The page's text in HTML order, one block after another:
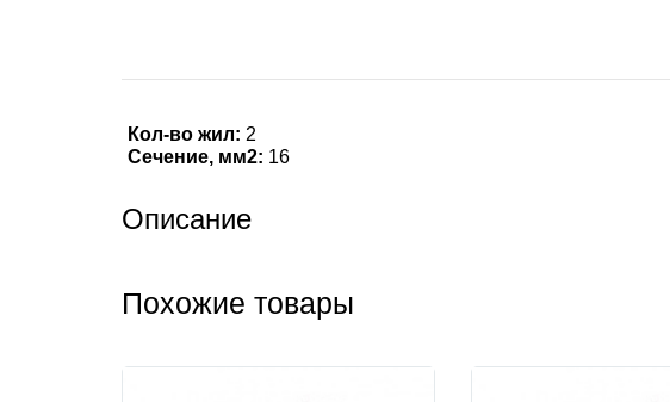
Кол-во жил: 2
Сечение, мм2: 16
Описание
Похожие товары